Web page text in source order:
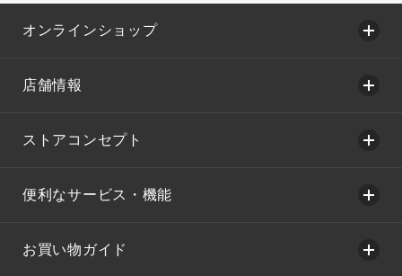
オンラインショップ
店舗情報
ストアコンセプト
便利なサービス・機能
お買い物ガイド